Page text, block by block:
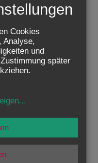
und aus ihrer
sie euch beschimpfen
Menschensohnes (das
nachfolgt, wird nicht
euch alle Menschen
Väter mit den falschen
und was „in“ ist. Oder
„selig“ macht es
sein. Die Gesundheit
unseren Ruf
Cookies
Analyse,
und
später
...